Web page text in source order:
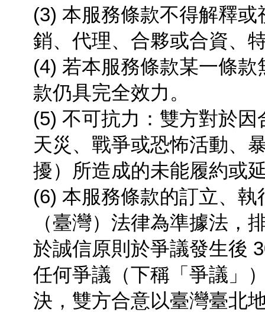
(3) 本服務條款不得解釋
銷、代理、合夥或合資、
(4) 若本服務條款某一條
款仍具完全效力。
(5) 不可抗力：雙方對於
天災、戰爭或恐怖活動、
擾）所造成的未能履約或
(6) 本服務條款的訂立、
（臺灣）法律為準據法，
於誠信原則於爭議發生後
任何爭議（下稱「爭議」
決，雙方合意以臺灣臺北